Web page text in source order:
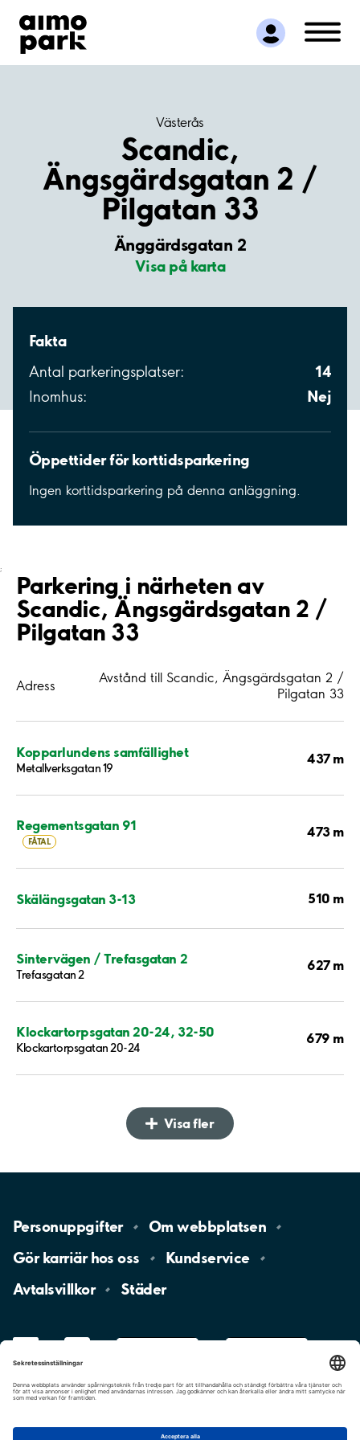
Hitta parkering
Samarbete
Kundservice
Västerås
Scandic,
Ängsgärdsgatan 2 /
Pilgatan 33
Änggärdsgatan 2
Visa på karta
Fakta
Antal parkeringsplatser: 14
Inomhus: Nej
Öppettider för korttidsparkering
Ingen korttidsparkering på denna anläggning.
;
Parkering i närheten av
Scandic, Ängsgärdsgatan 2 /
Pilgatan 33
Adress
Avstånd till Scandic, Ängsgärdsgatan 2 /
Pilgatan 33
Kopparlundens samfällighet
Metallverksgatan 19
437 m
Regementsgatan 91
FÅTAL
473 m
Skälängsgatan 3-13 510 m
Sintervägen / Trefasgatan 2
Trefasgatan 2
627 m
Klockartorpsgatan 20-24, 32-50
Klockartorpsgatan 20-24
679 m
Visa fler
Personuppgifter Omwebbplatsen
Gör karriär hososs
Kundservice
Avtalsvillkor
Städer